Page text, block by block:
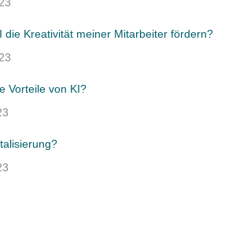
die Kreativität meiner Mitarbeiter fördern?
Vorteile von KI?